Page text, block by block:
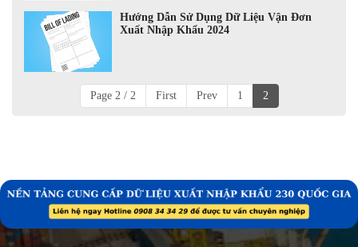
Hướng Dẫn Sử Dụng Dữ Liệu Vận Đơn
Xuất Nhập Khẩu 2024
Page 2 / 2 First Prev 1 2